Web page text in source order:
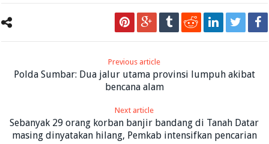
Previous article
Polda Sumbar: Dua jalur utama provinsi lumpuh akibat
bencana alam
Next article
Sebanyak 29 orang korban banjir bandang di Tanah Datar
masing dinyatakan hilang, Pemkab intensifkan pencarian